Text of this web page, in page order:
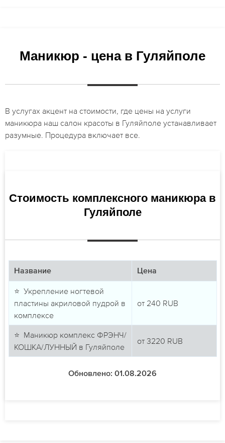
Маникюр - цена в Гуляйполе
В услугах акцент на стоимости, где цены на услуги
маникюра наш салон красоты в Гуляйполе устанавливает
разумные. Процедура включает все.
Стоимость комплексного маникюра в
Гуляйполе
Название Цена
⭐ Укрепление ногтевой
пластины акриловой пудрой в
комплексе
от 240 RUB
⭐ Маникюр комплекс ФРЭНЧ/
КОШКА/ЛУННЫЙ в Гуляйполе
от 3220 RUB
Обновлено: 01.08.2026